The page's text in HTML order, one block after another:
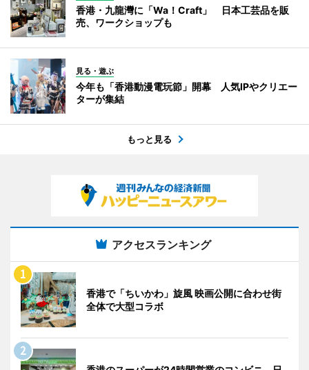
香港・九龍灣に「Wa！Craft」 日本工芸品を販
売、ワークショップも
見る・遊ぶ
今年も「香港動漫電玩節」開幕 人気IPやクリエー
ターが集結
もっと見る
アクセスランキング
香港で「ちいかわ」旋風 映画公開に合わせ街
全体で大型コラボ